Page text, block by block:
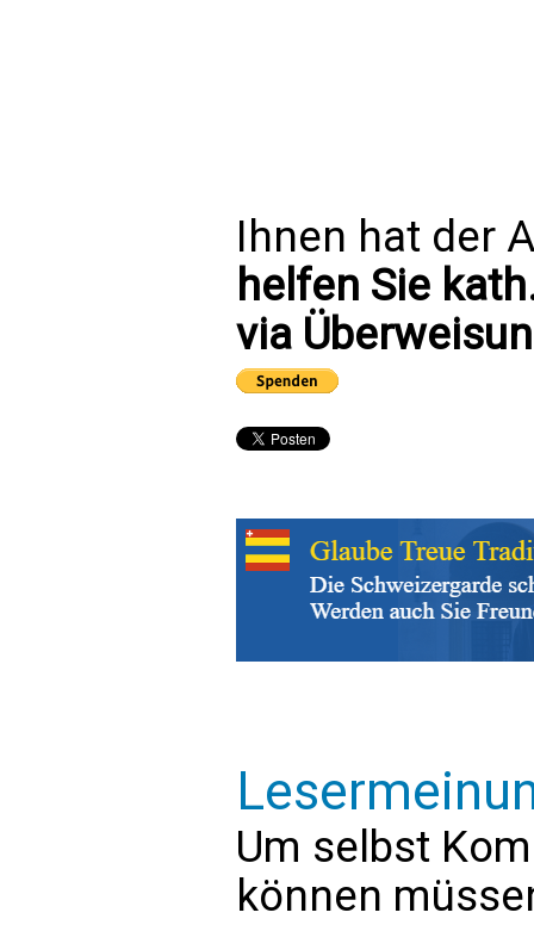
Ihnen hat der
helfen Sie
via
Um selbst
können